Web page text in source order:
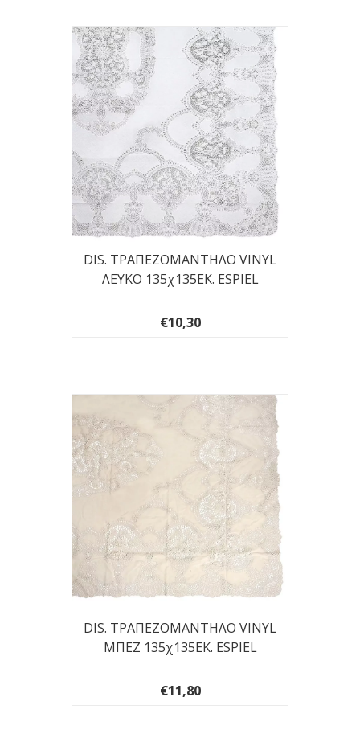
DIS. ΤΡΑΠΕΖΟΜΑΝΤΗΛΟ VINYL
ΛΕΥΚΟ 135χ135ΕΚ. ESPIEL
€10,30
DIS. ΤΡΑΠΕΖΟΜΑΝΤΗΛΟ VINYL
ΜΠΕΖ 135χ135ΕΚ. ESPIEL
€11,80